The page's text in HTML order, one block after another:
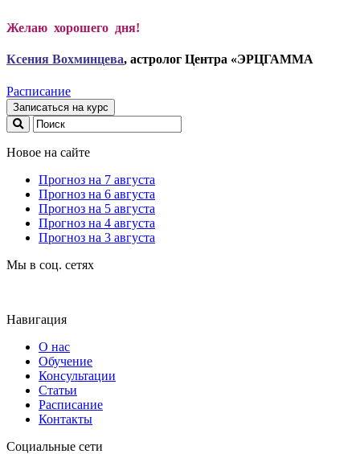
Желаю хорошего дня!
Ксения Вохминцева, астролог Центра «ЭРЦГАММА
Расписание
Записаться на курс
Новое на сайте
Прогноз на 7 августа
Прогноз на 6 августа
Прогноз на 5 августа
Прогноз на 4 августа
Прогноз на 3 августа
Мы в соц. сетях
Навигация
О нас
Обучение
Консультации
Статьи
Расписание
Контакты
Социальные сети